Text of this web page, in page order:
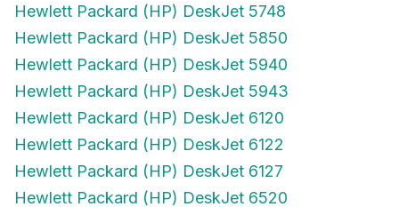
Hewlett Packard (HP) DeskJet 5850
Hewlett Packard (HP) DeskJet 5940
Hewlett Packard (HP) DeskJet 5943
Hewlett Packard (HP) DeskJet 6120
Hewlett Packard (HP) DeskJet 6122
Hewlett Packard (HP) DeskJet 6127
Hewlett Packard (HP) DeskJet 6520